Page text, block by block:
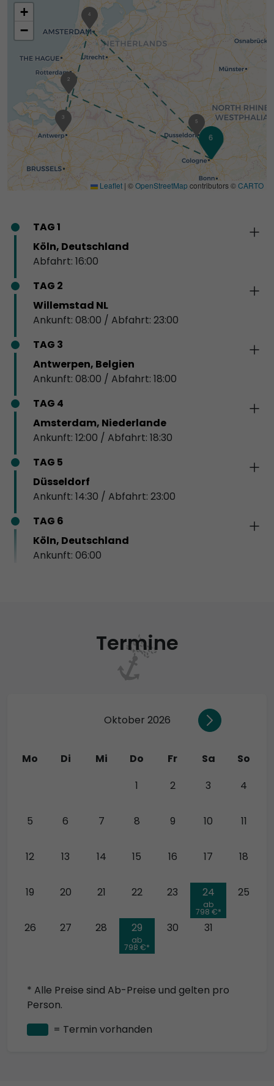
2
3
4
5
6
+
−
Leaflet | ©OpenStreetMapcontributors ©CARTO
TAG 1
Köln, Deutschland
Abfahrt: 16:00
TAG 2
Willemstad NL
Ankunft: 08:00 / Abfahrt: 23:00
TAG 3
Antwerpen, Belgien
Ankunft: 08:00 / Abfahrt: 18:00
TAG 4
Amsterdam, Niederlande
Ankunft: 12:00 / Abfahrt: 18:30
TAG 5
Düsseldorf
Ankunft: 14:30 / Abfahrt: 23:00
TAG 6
Köln, Deutschland
Ankunft: 06:00
Termine
Oktober 2026
Mo Di Mi Do Fr Sa
So
1 2 3 4
5 6 7 8 9 10 11
12 13 14 15 16 17 18
19 20 21 22 23
ab
798 €*
24 25
26 27 28
ab
798 €*
29 30 31
* Alle Preise sind Ab-Preise und gelten pro
Person.
= Termin vorhanden